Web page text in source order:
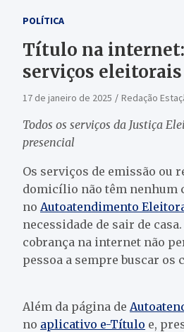
POLÍTICA
Título na internet:
serviços eleitorais
17 de janeiro de 2025 Redação
Todos os serviços da Justiça
presencial
Os serviços de emissão ou
domicílio não têm nenhum
no Autoatendimento
necessidade de sair de
cobrança na internet não
pessoa a sempre buscar
Além da página de
no aplicativo e-Título e,